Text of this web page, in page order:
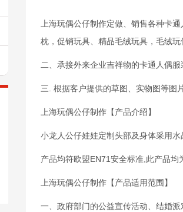
上海玩偶公仔制作定做、销售各种卡
枕，促销玩具、精品毛绒玩具，毛绒玩
二、承接外来企业吉祥物的卡通人偶
三. 根据客户提供的草图、实物图等图
上海玩偶公仔制作【产品介绍】
小龙人公仔娃娃定制头部及身体采用
产品均符欧盟EN71安全标准,此产品均
上海玩偶公仔制作【产品适用范围】
一、政府部门的公益宣传活动、结婚派